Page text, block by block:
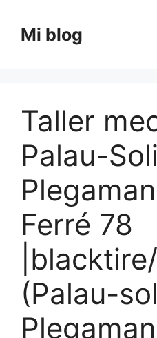
contenido
Mi blog
Taller
Palau-
Ferré 78
(Palau-